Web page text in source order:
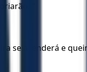
"
se acenderá e